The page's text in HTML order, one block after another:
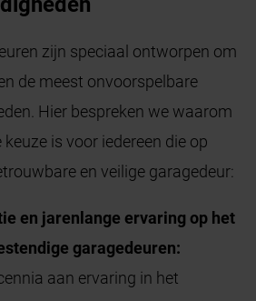
zijn speciaal ontworpen om
de meest onvoorspelbare
Hier bespreken we waarom
is voor iedereen die op
en veilige garagedeur:
en jarenlange ervaring op het
garagedeuren:
aan ervaring in het